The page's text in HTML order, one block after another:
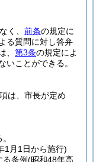
く、 前条の規定に
る質問に対し答弁
、 第3条の規定によ
いことができる。
は、市長が定め
1月1日から施行)
条例(昭和48年高